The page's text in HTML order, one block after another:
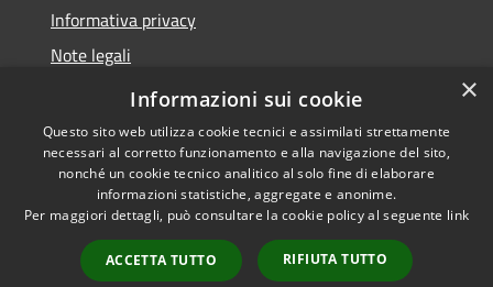
Informativa privacy
Note legali
Dichiarazione di accessibilità
Accessibilità
Copyright © 2026 • Comune di
Mussolente • Powered by
Municipium•
Accesso
×
Informazioni sui cookie
Questo sito web utilizza cookie tecnici e assimilati strettamente
necessari al corretto funzionamento e alla navigazione del sito,
nonché un cookie tecnico analitico al solo fine di elaborare
informazioni statistiche, aggregate e anonime.
Per maggiori dettagli, può consultare la cookie policy al seguente link
ACCETTA TUTTO RIFIUTA TUTTO